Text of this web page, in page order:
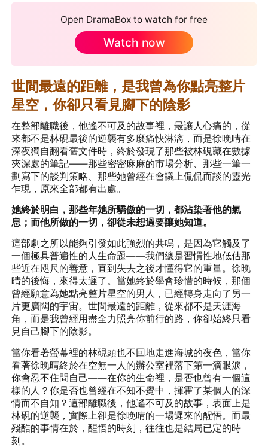
Open DramaBox to watch for free
Watch now
世間最遠的距離，是我曾為你點亮整片
星空，你卻只看見腳下的陰影
在整部離職後，他遙不可及的故事裡，最讓人心痛的，從
來都不是林硯最後的逆襲有多麼痛快淋漓，而是徐晚晴在
深夜獨自翻看舊文件時，終於發現了那些被林硯藏在數據
夾深處的筆記——那些密密麻麻的市場分析、那些一筆一
劃寫下的談判策略、那些她曾經在會議上侃侃而談的靈光
乍現，原來全部都有出處。
她終於明白，那些年她所驕傲的一切，都沾染著他的氣
息；而他所做的一切，卻從未想過要讓她知道。
這部劇之所以能夠引發如此強烈的共鳴，是因為它觸及了
一個極具普遍性的人生命題——我們總是習慣性地低估那
些近在咫尺的善意，直到失去之後才懂得它的重量。徐晚
晴的後悔，來得太遲了。當她終於學會珍惜的時候，那個
曾經願意為她點亮整片星空的男人，已經轉身走向了另一
片更廣闊的宇宙。世間最遠的距離，從來都不是天涯海
角，而是我曾經用盡全力照亮你前行的路，你卻始終只看
見自己腳下的陰影。
當你看著螢幕裡的林硯頭也不回地走進海城的夜色，當你
看著徐晚晴終於在空無一人的辦公室裡落下第一滴眼淚，
你會忍不住問自己——在你的生命裡，是否也曾有一個這
樣的人？你是否也曾經在不知不覺中，揮霍了某個人的深
情而不自知？這部離職後，他遙不可及的故事，表面上是
林硯的逆襲，實際上卻是徐晚晴的一場遲來的醒悟。而最
殘酷的事情在於，醒悟的時刻，往往也是結局已定的時
刻。